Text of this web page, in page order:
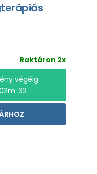
Raktáron 2x
végéig
:31